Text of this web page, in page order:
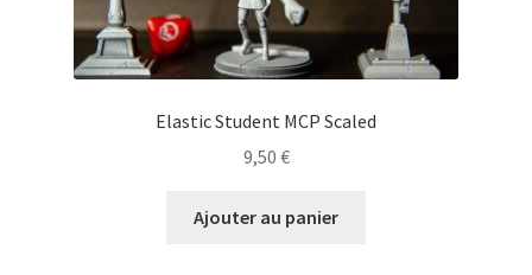
Elastic Student MCP Scaled
9,50 €
Ajouter au panier